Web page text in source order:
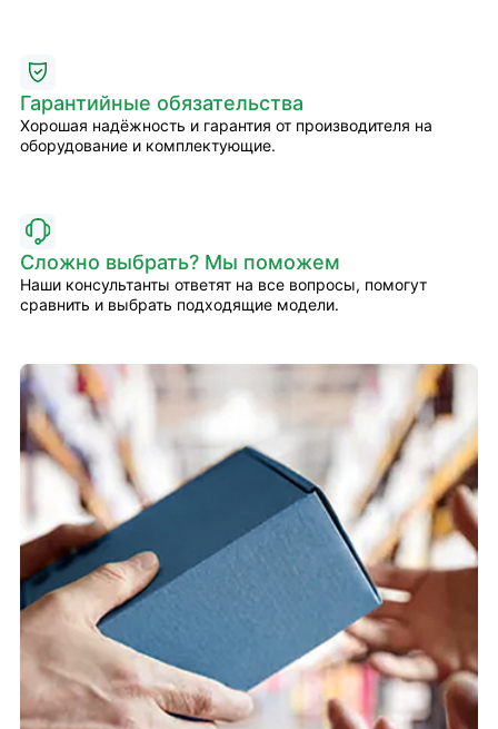
Гарантийные обязательства
Хорошая надёжность и гарантия от производителя на
оборудование и комплектующие.
Сложно выбрать? Мы поможем
Наши консультанты ответят на все вопросы, помогут
сравнить и выбрать подходящие модели.